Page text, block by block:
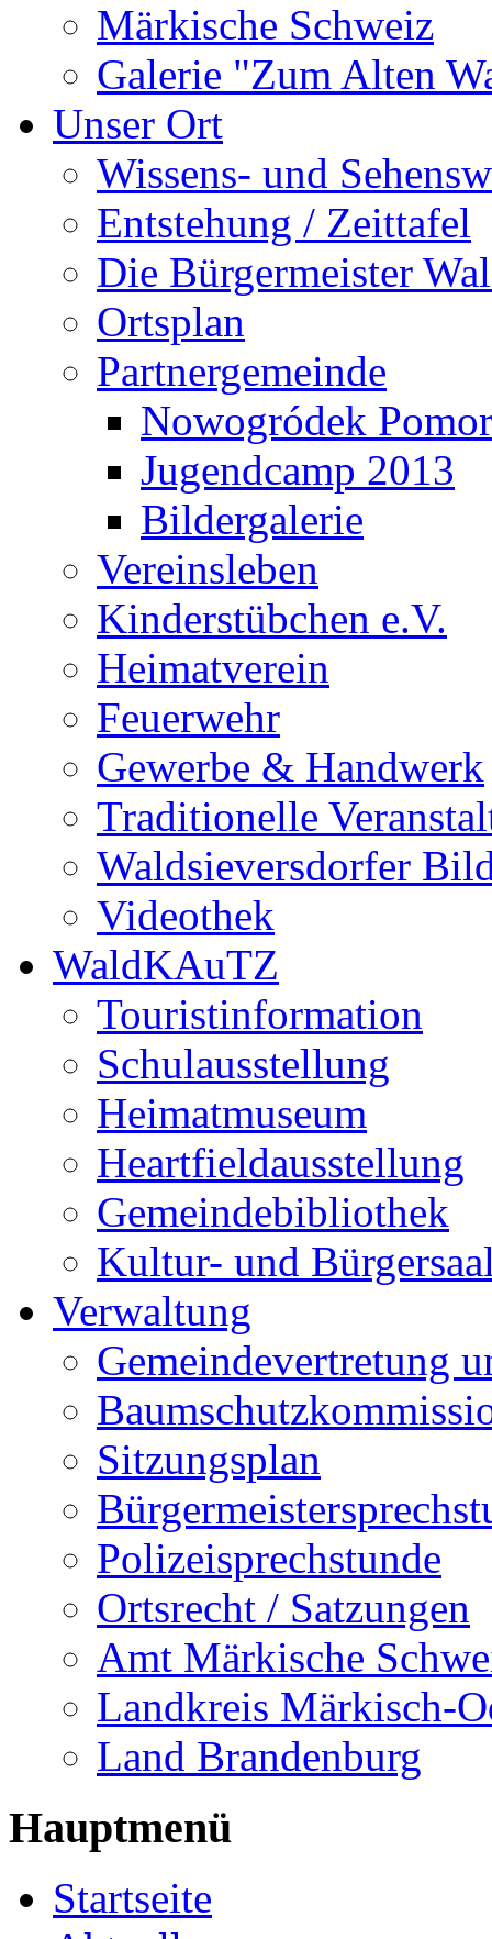
Märkische Schweiz
Galerie "Zum Alten
Unser Ort
Wissens- und
Entstehung / Zeittafel
Die Bürgermeister
Ortsplan
Partnergemeinde
Nowogródek
Jugendcamp 2013
Bildergalerie
Vereinsleben
Kinderstübchen e.V.
Heimatverein
Feuerwehr
Gewerbe & Handwerk
Traditionelle
Waldsieversdorfer
Videothek
WaldKAuTZ
Touristinformation
Schulausstellung
Heimatmuseum
Heartfieldausstellung
Gemeindebibliothek
Kultur- und
Verwaltung
Gemeindevertretung
Sitzungsplan
Polizeisprechstunde
Ortsrecht / Satzungen
Amt Märkische
Landkreis Märkisch-
Land Brandenburg
Hauptmenü
Startseite